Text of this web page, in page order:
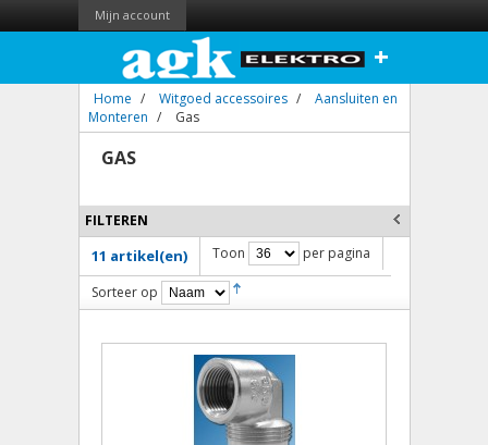
Mijn account
+
Home / Witgoed accessoires /
Aansluiten en
Monteren / Gas
GAS
FILTEREN
11 artikel(en) Toon per pagina
Sorteer op